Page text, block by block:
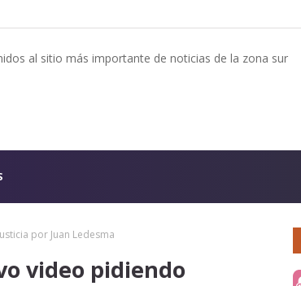
al sitio más importante de noticias de la zona sur
por Juan Ledesma
video pidiendo